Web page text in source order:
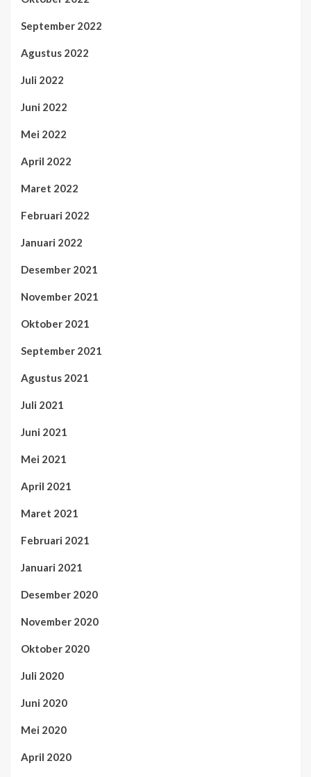
September 2022
Agustus 2022
Juli 2022
Juni 2022
Mei 2022
April 2022
Maret 2022
Februari 2022
Januari 2022
Desember 2021
November 2021
Oktober 2021
September 2021
Agustus 2021
Juli 2021
Juni 2021
Mei 2021
April 2021
Maret 2021
Februari 2021
Januari 2021
Desember 2020
November 2020
Oktober 2020
Juli 2020
Juni 2020
Mei 2020
April 2020